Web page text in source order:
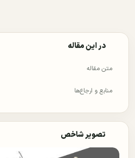
در این مقاله
متن مقاله
منابع و ارجاع‌ها
تصویر شاخص